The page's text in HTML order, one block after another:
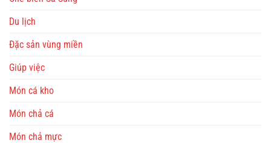
Du lịch
Đặc sản vùng miền
Giúp việc
Món cá kho
Món chả cá
Món chả mực